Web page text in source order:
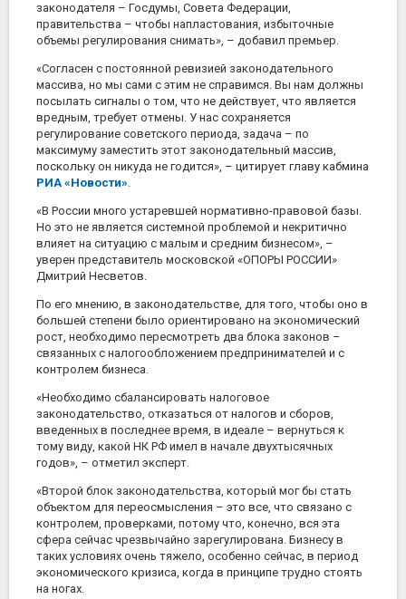
законодателя – Госдумы, Совета Федерации,
правительства – чтобы напластования, избыточные
объемы регулирования снимать», – добавил премьер.
«Согласен с постоянной ревизией законодательного
массива, но мы сами с этим не справимся. Вы нам должны
посылать сигналы о том, что не действует, что является
вредным, требует отмены. У нас сохраняется
регулирование советского периода, задача – по
максимуму заместить этот законодательный массив,
поскольку он никуда не годится», – цитирует главу кабмина
РИА «Новости».
«В России много устаревшей нормативно-правовой базы.
Но это не является системной проблемой и некритично
влияет на ситуацию с малым и средним бизнесом», –
уверен представитель московской «ОПОРЫ РОССИИ»
Дмитрий Несветов.
По его мнению, в законодательстве, для того, чтобы оно в
большей степени было ориентировано на экономический
рост, необходимо пересмотреть два блока законов –
связанных с налогообложением предпринимателей и с
контролем бизнеса.
«Необходимо сбалансировать налоговое
законодательство, отказаться от налогов и сборов,
введенных в последнее время, в идеале – вернуться к
тому виду, какой НК РФ имел в начале двухтысячных
годов», – отметил эксперт.
«Второй блок законодательства, который мог бы стать
объектом для переосмысления – это все, что связано с
контролем, проверками, потому что, конечно, вся эта
сфера сейчас чрезвычайно зарегулирована. Бизнесу в
таких условиях очень тяжело, особенно сейчас, в период
экономического кризиса, когда в принципе трудно стоять
на ногах.